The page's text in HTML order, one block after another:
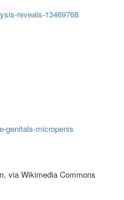
reveals-13469768
genitals-micropenis
via Wikimedia Commons